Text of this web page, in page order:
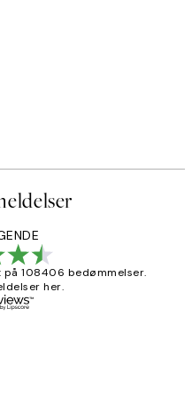
på 108406 bedømmelser.
her.